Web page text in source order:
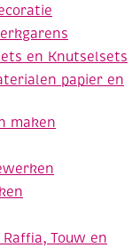
en Knutselsets
papier en
maken
Touw en